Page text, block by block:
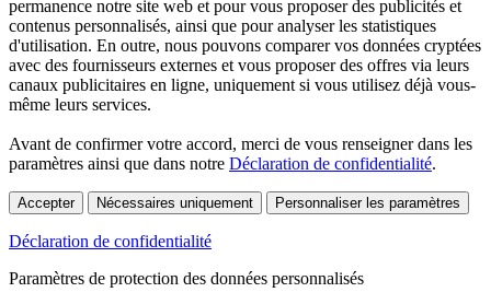
permanence notre site web et pour vous proposer des publicités et
contenus personnalisés, ainsi que pour analyser les statistiques
d'utilisation. En outre, nous pouvons comparer vos données cryptées
avec des fournisseurs externes et vous proposer des offres via leurs
canaux publicitaires en ligne, uniquement si vous utilisez déjà vous-
même leurs services.
Avant de confirmer votre accord, merci de vous renseigner dans les
paramètres ainsi que dans notre Déclaration de confidentialité.
Accepter Nécessaires uniquement Personnaliser les paramètres
Déclaration de confidentialité
Paramètres de protection des données personnalisés